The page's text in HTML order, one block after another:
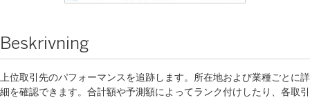
Beskrivning
上位取引先のパフォーマンスを追跡します。所在地および業種ごとに詳
細を確認できます。合計額や予測額によってランク付けしたり、各取引